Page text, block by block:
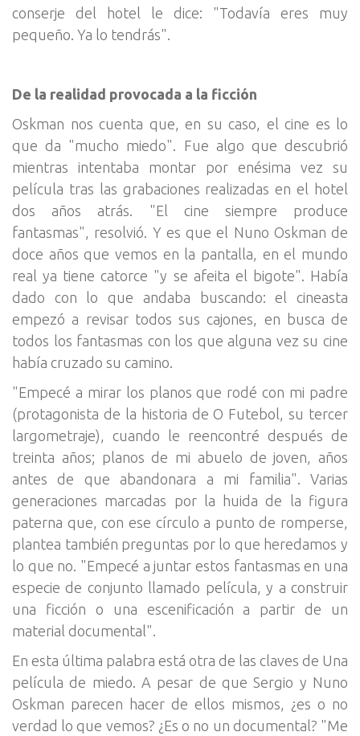
conserje del hotel le dice: "Todavía eres muy
pequeño. Ya lo tendrás".
De la realidad provocada a la ficción
Oskman nos cuenta que, en su caso, el cine es lo
que da "mucho miedo". Fue algo que descubrió
mientras intentaba montar por enésima vez su
película tras las grabaciones realizadas en el hotel
dos años atrás. "El cine siempre produce
fantasmas", resolvió. Y es que el Nuno Oskman de
doce años que vemos en la pantalla, en el mundo
real ya tiene catorce "y se afeita el bigote". Había
dado con lo que andaba buscando: el cineasta
empezó a revisar todos sus cajones, en busca de
todos los fantasmas con los que alguna vez su cine
había cruzado su camino.
"Empecé a mirar los planos que rodé con mi padre
(protagonista de la historia de O Futebol, su tercer
largometraje), cuando le reencontré después de
treinta años; planos de mi abuelo de joven, años
antes de que abandonara a mi familia". Varias
generaciones marcadas por la huida de la figura
paterna que, con ese círculo a punto de romperse,
plantea también preguntas por lo que heredamos y
lo que no. "Empecé a juntar estos fantasmas en una
especie de conjunto llamado película, y a construir
una ficción o una escenificación a partir de un
material documental".
En esta última palabra está otra de las claves de Una
película de miedo. A pesar de que Sergio y Nuno
Oskman parecen hacer de ellos mismos, ¿es o no
verdad lo que vemos? ¿Es o no un documental? "Me